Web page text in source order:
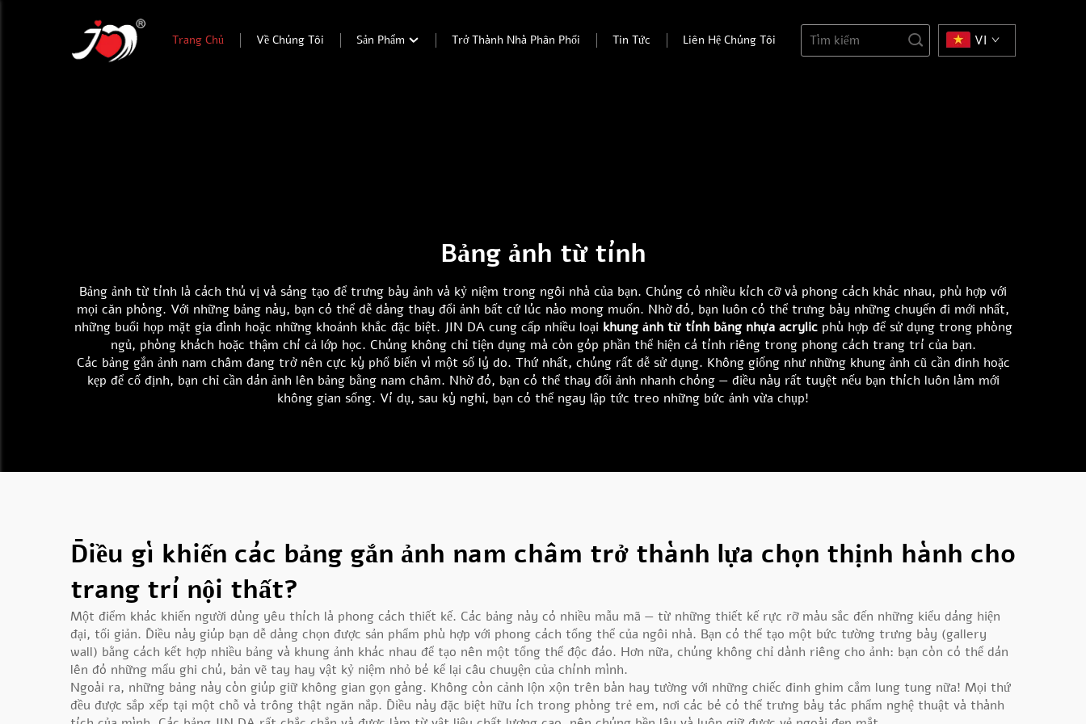
Trang Chủ Về Chúng Tôi Sản Phẩm Trở Thành Nhà Phân Phối Tin Tức Liên Hệ Chúng Tôi VI
Bảng ảnh từ tính
Bảng ảnh từ tính là cách thú vị và sáng tạo để trưng bày ảnh và kỷ niệm trong ngôi nhà của bạn. Chúng có nhiều kích cỡ và phong cách khác nhau, phù hợp với
mọi căn phòng. Với những bảng này, bạn có thể dễ dàng thay đổi ảnh bất cứ lúc nào mong muốn. Nhờ đó, bạn luôn có thể trưng bày những chuyến đi mới nhất,
những buổi họp mặt gia đình hoặc những khoảnh khắc đặc biệt. JIN DA cung cấp nhiều loại khung ảnh từ tính bằng nhựa acrylic phù hợp để sử dụng trong phòng
ngủ, phòng khách hoặc thậm chí cả lớp học. Chúng không chỉ tiện dụng mà còn góp phần thể hiện cá tính riêng trong phong cách trang trí của bạn.
Các bảng gắn ảnh nam châm đang trở nên cực kỳ phổ biến vì một số lý do. Thứ nhất, chúng rất dễ sử dụng. Không giống như những khung ảnh cũ cần đinh hoặc
kẹp để cố định, bạn chỉ cần dán ảnh lên bảng bằng nam châm. Nhờ đó, bạn có thể thay đổi ảnh nhanh chóng — điều này rất tuyệt nếu bạn thích luôn làm mới
không gian sống. Ví dụ, sau kỳ nghỉ, bạn có thể ngay lập tức treo những bức ảnh vừa chụp!
Điều gì khiến các bảng gắn ảnh nam châm trở thành lựa chọn thịnh hành cho
trang trí nội thất?
Một điểm khác khiến người dùng yêu thích là phong cách thiết kế. Các bảng này có nhiều mẫu mã — từ những thiết kế rực rỡ màu sắc đến những kiểu dáng hiện
đại, tối giản. Điều này giúp bạn dễ dàng chọn được sản phẩm phù hợp với phong cách tổng thể của ngôi nhà. Bạn có thể tạo một bức tường trưng bày (gallery
wall) bằng cách kết hợp nhiều bảng và khung ảnh khác nhau để tạo nên một tổng thể độc đáo. Hơn nữa, chúng không chỉ dành riêng cho ảnh: bạn còn có thể dán
lên đó những mẩu ghi chú, bản vẽ tay hay vật kỷ niệm nhỏ bé kể lại câu chuyện của chính mình.
Ngoài ra, những bảng này còn giúp giữ không gian gọn gàng. Không còn cảnh lộn xộn trên bàn hay tường với những chiếc đinh ghim cắm lung tung nữa! Mọi thứ
đều được sắp xếp tại một chỗ và trông thật ngăn nắp. Điều này đặc biệt hữu ích trong phòng trẻ em, nơi các bé có thể trưng bày tác phẩm nghệ thuật và thành